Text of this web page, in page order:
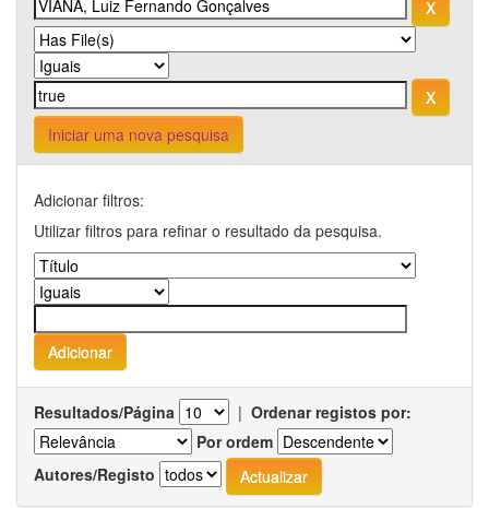
Iniciar uma nova pesquisa
Adicionar filtros:
Utilizar filtros para refinar o resultado da pesquisa.
Resultados/Página | Ordenar registos por:
Por ordem
Autores/Registo